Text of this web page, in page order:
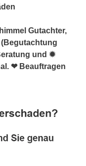
Gutachter,
und ✹
❤ Beauftragen